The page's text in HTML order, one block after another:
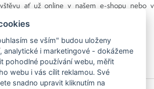
ať už online v našem e-shopu nebo v
najdete v NS (nákupní středisko) URAN.
se vším" budou uloženy
analytické i marketingové - dokážeme
pohodlné používání webu, měřit
webu i vás cílit reklamou. Své
snadno upravit kliknutím na